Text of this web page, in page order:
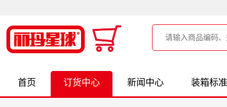
首页 订货中心 新闻中心 装箱标准